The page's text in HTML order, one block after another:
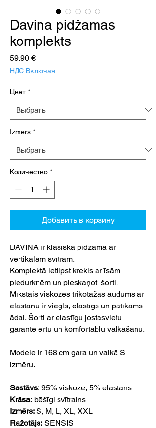
Davina pidžamas
komplekts
59,90 €Цена
НДС Включая
Цвет *
Izmērs *
Количество *
Добавить в корзину
DAVINA ir klasiska pidžama ar
vertikālām svītrām.
Komplektā ietilpst krekls ar īsām
piedurknēm un pieskaņoti šorti.
Mīkstais viskozes trikotāžas audums ar
elastānu ir viegls, elastīgs un patīkams
ādai. Šorti ar elastīgu jostasvietu
garantē ērtu un komfortablu valkāšanu.
Modele ir 168 cm gara un valkā S
izmēru.
Sastāvs: 95% viskoze, 5% elastāns
Krāsa: bēšīgi svītrains
Izmērs:S, M, L, XL, XXL
Ražotājs: SENSIS